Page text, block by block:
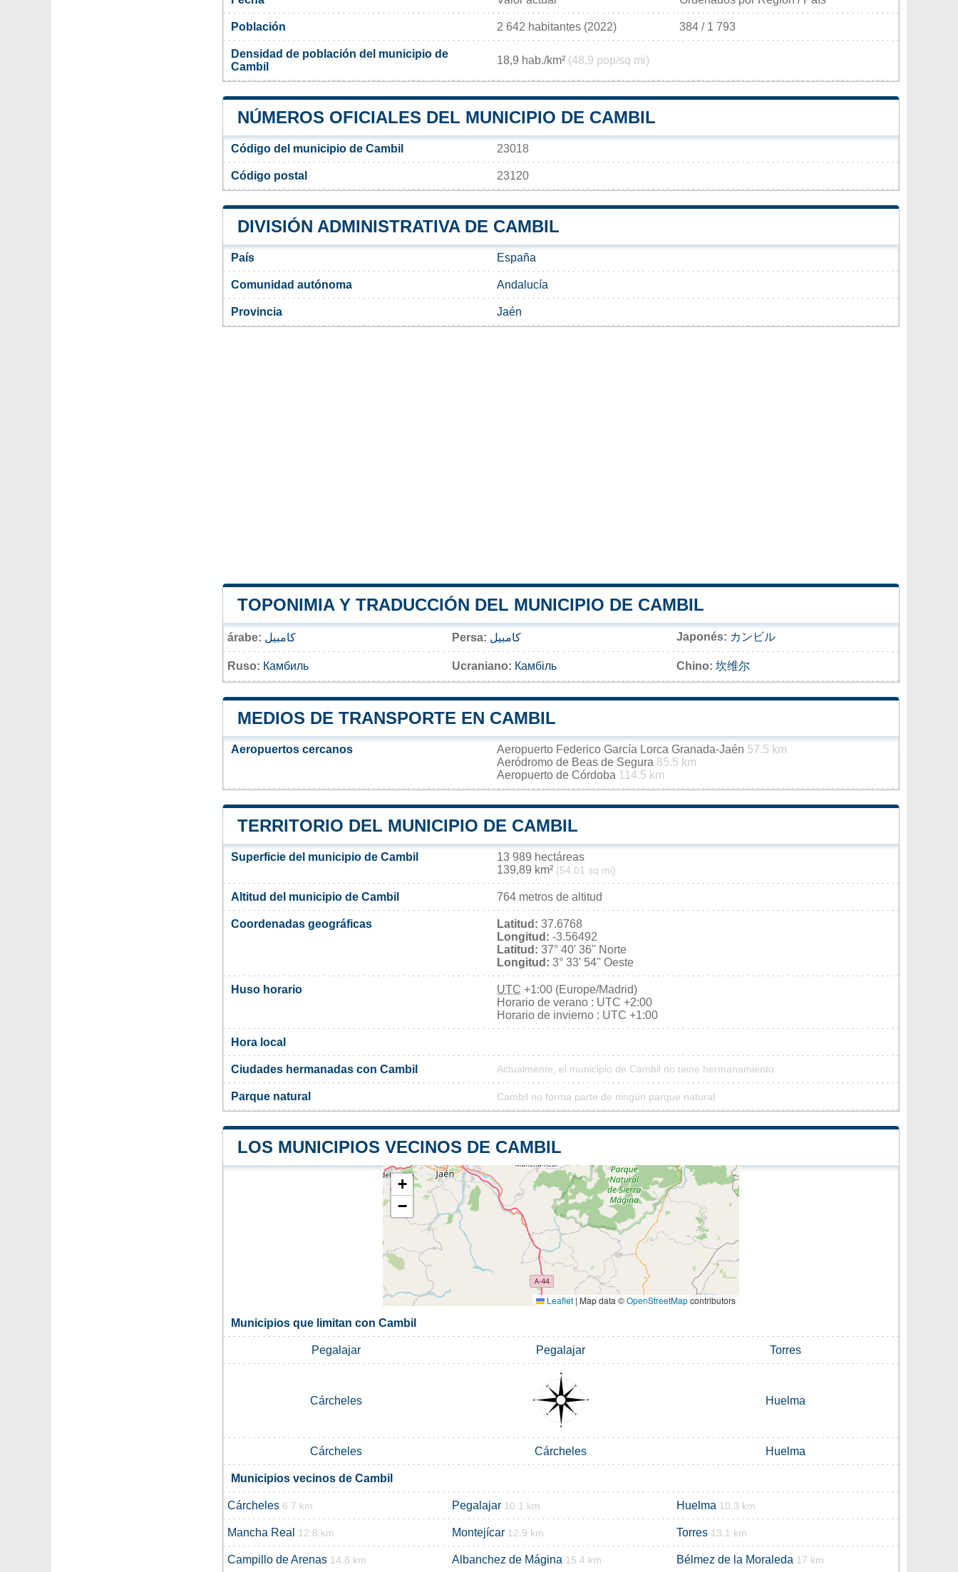
Población 2 642 habitantes (2022) 384 / 1 793
Densidad de población del municipio de
Cambil
18,9 hab./km² (48,9 pop/sq mi)
NÚMEROS OFICIALES DEL MUNICIPIO DE CAMBIL
Código del municipio de Cambil 23018
Código postal 23120
DIVISIÓN ADMINISTRATIVA DE CAMBIL
País España
Comunidad autónoma Andalucía
Provincia Jaén
TOPONIMIA Y TRADUCCIÓN DEL MUNICIPIO DE CAMBIL
árabe: كامبيل Persa: کامبیل Japonés: カンビル
Ruso: Камбиль Ucraniano: Камбіль Chino: 坎维尔
MEDIOS DE TRANSPORTE EN CAMBIL
Aeropuertos cercanos Aeropuerto Federico García Lorca Granada-Jaén 57.5 km
Aeródromo de Beas de Segura 85.5 km
Aeropuerto de Córdoba 114.5 km
TERRITORIO DEL MUNICIPIO DE CAMBIL
Superficie del municipio de Cambil
13 989 hectáreas
139,89 km² (54,01 sq mi)
Altitud del municipio de Cambil 764 metros de altitud
Coordenadas geográficas Latitud: 37.6768
Longitud: -3.56492
Latitud: 37° 40' 36'' Norte
Longitud: 3° 33' 54'' Oeste
Huso horario UTC +1:00 (Europe/Madrid)
Horario de verano : UTC +2:00
Horario de invierno : UTC +1:00
Hora local
Ciudades hermanadas con Cambil Actualmente, el municipio de Cambil no tiene hermanamiento
Parque natural Cambil no forma parte de ningún parque natural
LOS MUNICIPIOS VECINOS DE CAMBIL
+
−
Leaflet | Map data ©OpenStreetMapcontributors
Municipios que limitan con Cambil
Pegalajar Pegalajar Torres
Cárcheles Huelma
Cárcheles Cárcheles Huelma
Municipios vecinos de Cambil
Cárcheles 6.7 km Pegalajar 10.1 km Huelma 10.3 km
Mancha Real 12.8 km Montejícar 12.9 km Torres 13.1 km
Campillo de Arenas 14.8 km Albanchez de Mágina 15.4 km Bélmez de la Moraleda 17 km